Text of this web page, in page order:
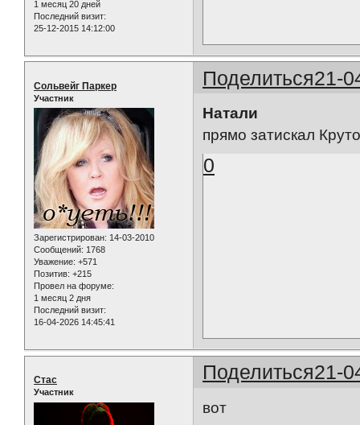
1 месяц 20 дней
Последний визит:
25-12-2015 14:12:00
Поделиться21-
Сольвейг Паркер
Участник
Зарегистрирован: 14-03-2010
Сообщений: 1768
Уважение: +571
Позитив: +215
Провел на форуме:
1 месяц 2 дня
Последний визит:
16-04-2026 14:45:41
Натали
прямо затискал
0
Поделиться21-
Стас
Участник
вот